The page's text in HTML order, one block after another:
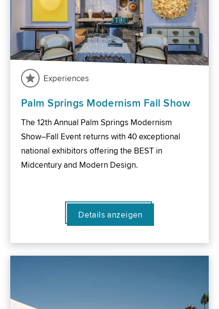
Experiences
Palm Springs Modernism Fall Show
The 12th Annual Palm Springs Modernism
Show–Fall Event returns with 40 exceptional
national exhibitors offering the BEST in
Midcentury and Modern Design.
Details anzeigen